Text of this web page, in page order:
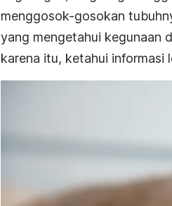
menggosok-gosokan
yang mengetahui kegunaan
karena itu, ketahui informasi